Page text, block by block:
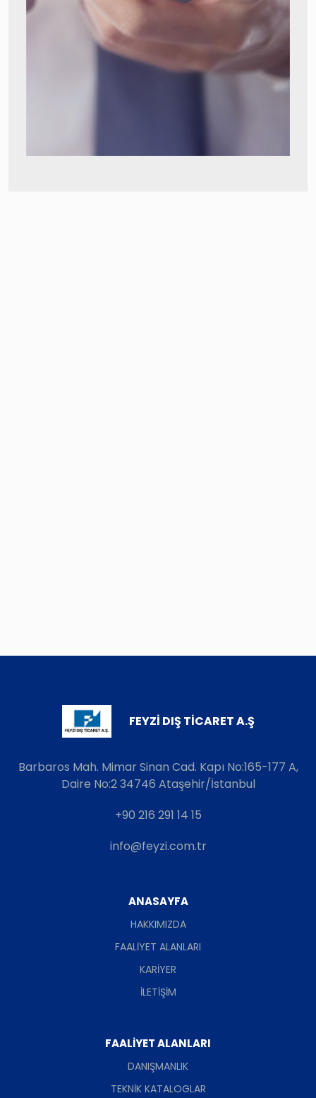
FEYZİ DIŞ TİCARET A.Ş
Barbaros Mah. Mimar Sinan Cad. Kapı No:165-177 A,
Daire No:2 34746 Ataşehir/İstanbul
+90 216 291 14 15
info@feyzi.com.tr
ANASAYFA
HAKKIMIZDA
FAALİYET ALANLARI
KARİYER
İLETİŞİM
FAALİYET ALANLARI
DANIŞMANLIK
TEKNİK KATALOGLAR